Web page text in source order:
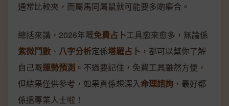
通常比較夾，而屬馬同屬鼠就可能要多啲磨合。
總括來講，2026年嘅免費占卜工具愈來愈多，無論係
紫微鬥數 、 八字分析定係塔羅占卜 ，都可以幫你了解
自己嘅運勢預測 。不過要記住，免費工具雖然方便，
但結果僅供參考，如果真係想深入命理諮詢 ，最好都
係搵專業人士啦！